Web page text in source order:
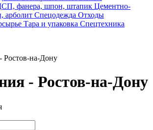
фанера, шпон, штапик Цементно-
арболит Спецодежда Отходы
Тара и упаковка Спецтехника
Ростов-на-Дону
- Ростов-на-Дону